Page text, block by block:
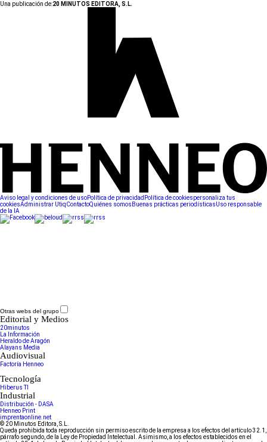
Una publicación de:20 MINUTOS EDITORA, S.L.
Aviso legal y condiciones de usoPolítica de privacidad Política de cookiespersonaliza tus
cookiesAdministrar UtiqContactoQuiénes somos Buenas prácticas periodísticasUso responsable
de la IA
Otras webs del grupo
Editorial y Medios
20minutos
La Información
Heraldo de Aragón
Alayans Media
Audiovisual
Factoría Henneo
Tecnología
Hiberus TI
Industrial
Distribución - DASA
Henneo Print
imprentaonline.net
© 20 Minutos Editora, S.L.
Queda prohibida toda reproducción sin permiso escrito de la empresa a los efectos del artículo 32.1,
párrafo segundo, de la Ley de Propiedad Intelectual. Asimismo, a los efectos establecidos en el